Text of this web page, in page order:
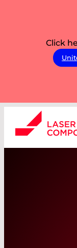
Click